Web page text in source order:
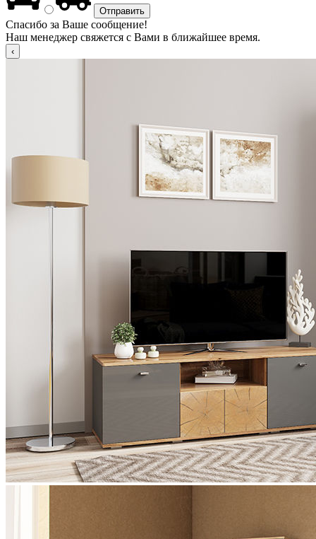
Спасибо за Ваше сообщение!
Наш менеджер свяжется с Вами в ближайшее время.